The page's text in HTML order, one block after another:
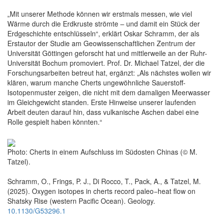
„Mit unserer Methode können wir erstmals messen, wie viel
Wärme durch die Erdkruste strömte – und damit ein Stück der
Erdgeschichte entschlüsseln“, erklärt Oskar Schramm, der als
Erstautor der Studie am Geowissenschaftlichen Zentrum der
Universität Göttingen geforscht hat und mittlerweile an der Ruhr-
Universität Bochum promoviert. Prof. Dr. Michael Tatzel, der die
Forschungsarbeiten betreut hat, ergänzt: „Als nächstes wollen wir
klären, warum manche Cherts ungewöhnliche Sauerstoff-
Isotopenmuster zeigen, die nicht mit dem damaligen Meerwasser
im Gleichgewicht standen. Erste Hinweise unserer laufenden
Arbeit deuten darauf hin, dass vulkanische Aschen dabei eine
Rolle gespielt haben könnten.“
Photo: Cherts in einem Aufschluss im Südosten Chinas (© M.
Tatzel).
Schramm, O., Frings, P. J., Di Rocco, T., Pack, A., & Tatzel, M.
(2025). Oxygen isotopes in cherts record paleo−heat flow on
Shatsky Rise (western Pacific Ocean). Geology.
10.1130/G53296.1